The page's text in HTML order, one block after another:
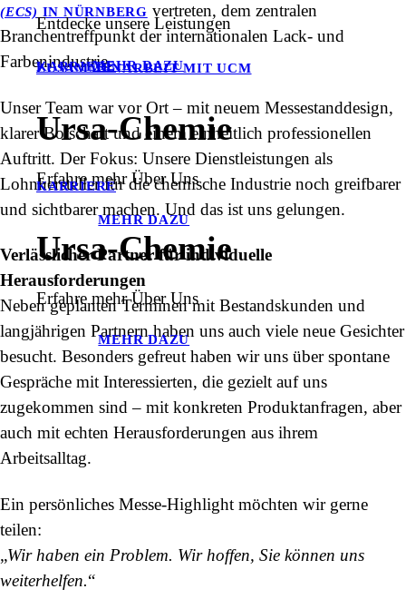
KARRIERE
Ursa-Chemie
Erfahre mehr Über Uns
MEHR DAZU
Entdecke unsere Leistungen
MEHR DAZU
ZUSAMMENARBEIT MIT UCM
KARRIERE
Ursa-Chemie
Erfahre mehr Über Uns
MEHR DAZU
(ECS) IN NÜRNBERG vertreten, dem zentralen
Branchentreffpunkt der internationalen Lack- und
Farbenindustrie.
Unser Team war vor Ort – mit neuem Messestanddesign,
klarer Botschaft und einem einheitlich professionellen
Auftritt. Der Fokus: Unsere Dienstleistungen als
Lohnhersteller für die chemische Industrie noch greifbarer
und sichtbarer machen. Und das ist uns gelungen.
Verlässlicher Partner für individuelle
Herausforderungen
Neben geplanten Terminen mit Bestandskunden und
langjährigen Partnern haben uns auch viele neue Gesichter
besucht. Besonders gefreut haben wir uns über spontane
Gespräche mit Interessierten, die gezielt auf uns
zugekommen sind – mit konkreten Produktanfragen, aber
auch mit echten Herausforderungen aus ihrem
Arbeitsalltag.
Ein persönliches Messe-Highlight möchten wir gerne
teilen:
„Wir haben ein Problem. Wir hoffen, Sie können uns
weiterhelfen.“